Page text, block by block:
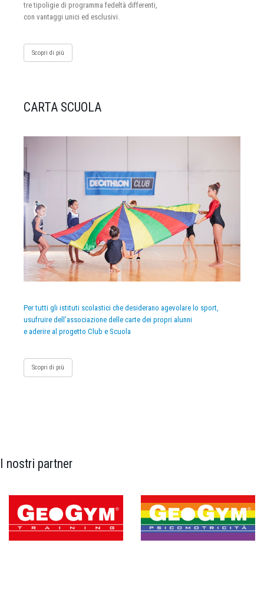
tre tipoligie di programma fedeltà differenti,
con vantaggi unici ed esclusivi.
Scopri di più
CARTA SCUOLA
Per tutti gli istituti scolastici che desiderano agevolare lo sport,
usufruire dell’associazione delle carte dei propri alunni
e aderire al progetto Club e Scuola
Scopri di più
I nostri partner